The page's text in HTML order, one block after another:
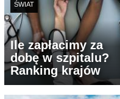
ŚWIAT
Ile zapłacimy za
dobę w szpitalu?
Ranking krajów